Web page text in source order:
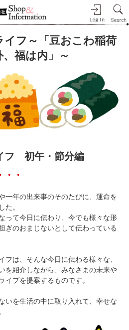
イフ～「豆おこわ稲荷
福は内」～
フ 初午・節分編
・・
一年の出来事のそのたびに、運命を
た。
って今日に伝わり、今でも様々な形
ぎのおまじないとして伝わっている
フは、そんな今日に伝わる様々な、
を紹介しながら、みなさまの未来や
イプを提案するものです。
いを生活の中に取り入れて、幸せな